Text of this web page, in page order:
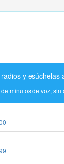
y esúchelas
minutos de voz, sin